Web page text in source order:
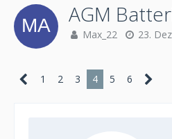
AGM
Max_22 23.
1 2 3 4 5 6